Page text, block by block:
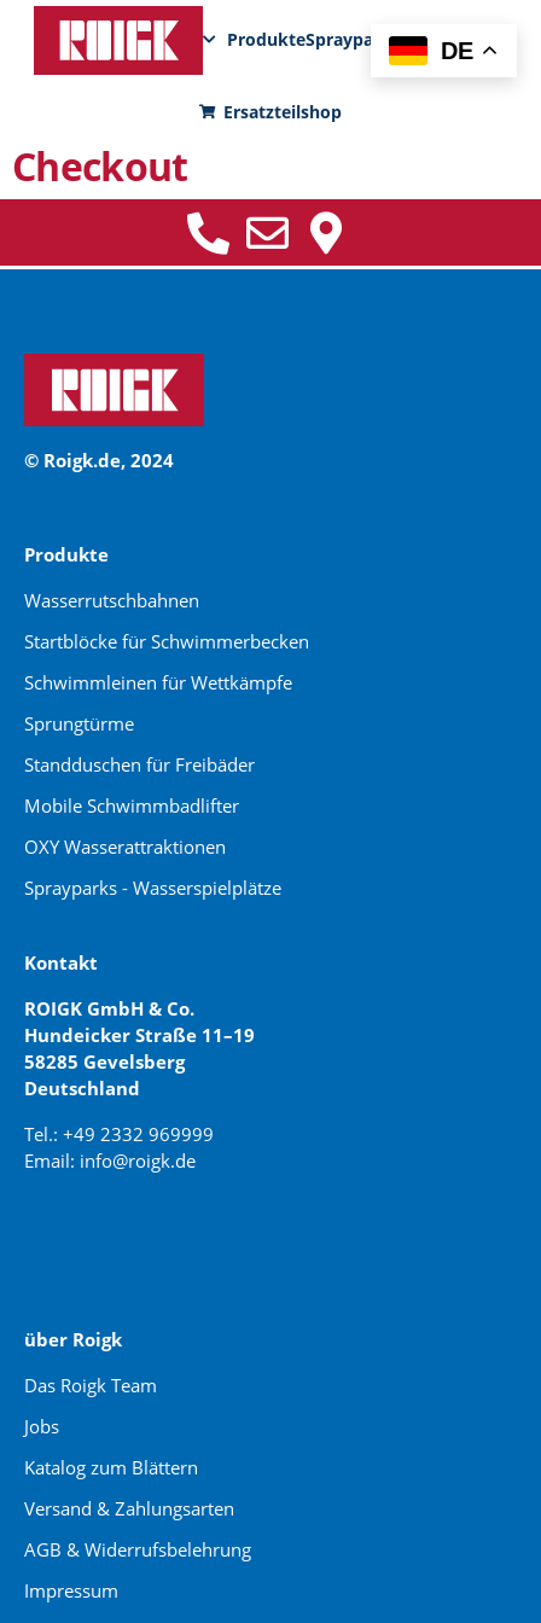
ProdukteSprayparksFunPadNews
Ersatzteilshop
Checkout
© Roigk.de, 2024
Produkte
Wasserrutschbahnen
Startblöcke für Schwimmerbecken
Schwimmleinen für Wettkämpfe
Sprungtürme
Standduschen für Freibäder
Mobile Schwimmbadlifter
OXY Wasserattraktionen
Sprayparks - Wasserspielplätze
Kontakt
ROIGK GmbH & Co.
Hundeicker Straße 11–19
58285 Gevelsberg
Deutschland
Tel.: +49 2332 969999
Email: info@roigk.de
über Roigk
Das Roigk Team
Jobs
Katalog zum Blättern
Versand & Zahlungsarten
AGB & Widerrufsbelehrung
Impressum
DE